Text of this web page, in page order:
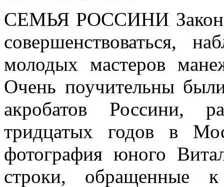
СЕМЬЯ РОССИНИ
совершенствоваться,
молодых мастеров
Очень поучительны
акробатов Россини,
тридцатых годов в
фотография юного
строки, обращенные